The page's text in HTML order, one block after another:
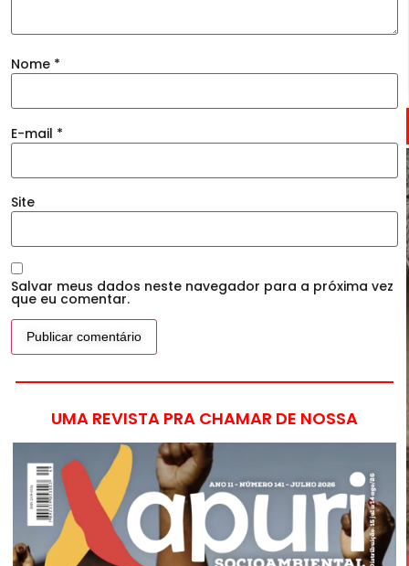
Nome *
E-mail *
Site
Salvar meus dados neste navegador para a próxima vez
que eu comentar.
UMA REVISTA PRA CHAMAR DE NOSSA